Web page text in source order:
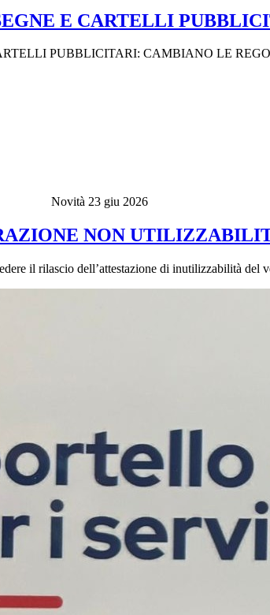
E CARTELLI
PUBBLICITARI: CAMBIANO LE
Novità 23 giu 2026
NON
il rilascio dell’attestazione di inutilizzabilità